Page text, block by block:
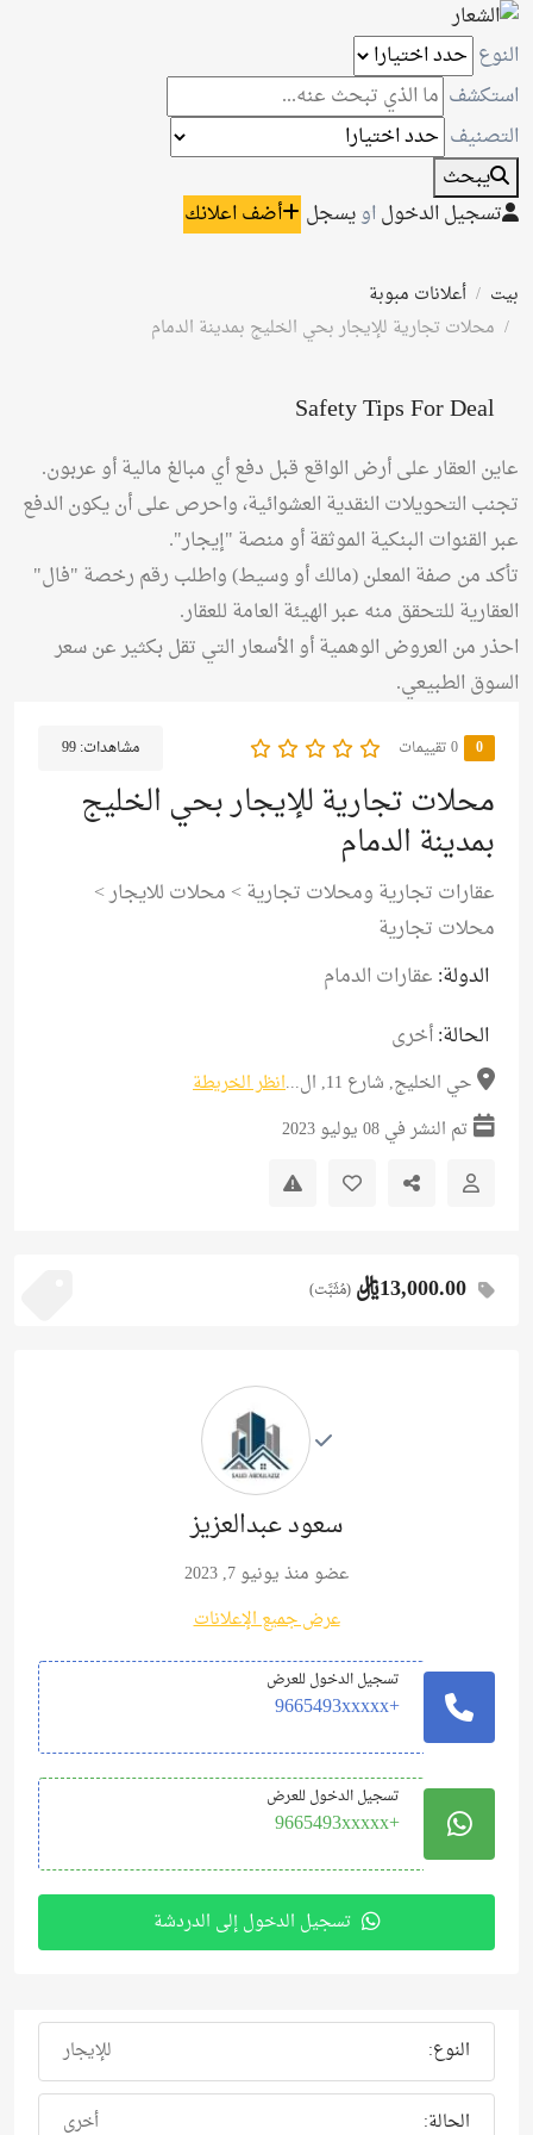
النوع
استكشف
التصنيف
يبحث
تسجيل الدخول اويسجل أضف اعلانك
بيت
أعلانات مبوبة
محلات تجارية للإيجار بحي الخليج بمدينة الدمام
0 ‫0 تقييمات مشاهدات:99
محلات تجارية للإيجار بحي الخليج
بمدينة الدمام
عقارات تجارية ومحلات تجارية> محلات للايجار>
محلات تجارية
الدولة: عقارات الدمام
الحالة:أخرى
حي الخليج, شارع 11, ال...
انظر الخريطة
تم النشر في 08 يوليو 2023
13,000.00ريال (مُثَبَّت)
سعود عبدالعزيز
عضو منذ يونيو 7, 2023
عرض جميع الإعلانات
تسجيل الدخول للعرض
+9665493xxxxx
تسجيل الدخول للعرض
+9665493xxxxx
تسجيل الدخول إلى الدردشة
النوع: للإيجار
الحالة: أخرى
Safety Tips For Deal
عاين العقار على أرض الواقع قبل دفع أي مبالغ مالية أو عربون.
تجنب التحويلات النقدية العشوائية، واحرص على أن يكون الدفع
عبر القنوات البنكية الموثقة أو منصة "إيجار".
تأكد من صفة المعلن (مالك أو وسيط) واطلب رقم رخصة "فال"
العقارية للتحقق منه عبر الهيئة العامة للعقار.
احذر من العروض الوهمية أو الأسعار التي تقل بكثير عن سعر
السوق الطبيعي.